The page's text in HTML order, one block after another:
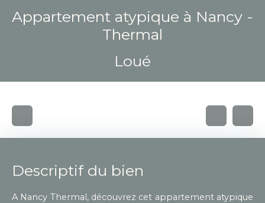
Appartement atypique à Nancy -
Thermal
Loué
Descriptif du bien
A Nancy Thermal, découvrez cet appartement atypique